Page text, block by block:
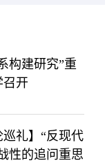
构建研究”重
召开
巡礼】“反现代
性的追问重思